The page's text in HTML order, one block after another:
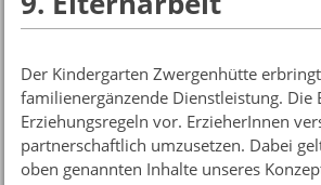
Der Kindergarten Zwergenhütte
familienergänzende Dienstleistung. Die
Erziehungsregeln vor. ErzieherInnen
partnerschaftlich umzusetzen. Dabei
oben genannten Inhalte unseres